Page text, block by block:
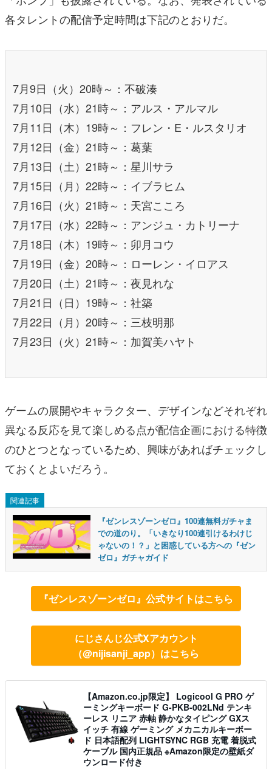
各タレントの配信予定時間は下記のとおりだ。
7月9日（火）20時～：不破湊
7月10日（水）21時～：アルス・アルマル
7月11日（木）19時～：フレン・E・ルスタリオ
7月12日（金）21時～：葛葉
7月13日（土）21時～：星川サラ
7月15日（月）22時～：イブラヒム
7月16日（火）21時～：天宮こころ
7月17日（水）22時～：アンジュ・カトリーナ
7月18日（木）19時～：卯月コウ
7月19日（金）20時～：ローレン・イロアス
7月20日（土）21時～：夜見れな
7月21日（日）19時～：社築
7月22日（月）20時～：三枝明那
7月23日（火）21時～：加賀美ハヤト
ゲームの展開やキャラクター、デザインなどそれぞれ
異なる反応を見て楽しめる点が配信企画における特徴
のひとつとなっているため、興味があればチェックし
ておくとよいだろう。
関連記事
『ゼンレスゾーンゼロ』100連無料ガチャま
での道のり。「いきなり100連引けるわけじ
ゃないの！？」と困惑している方への『ゼン
ゼロ』ガチャガイド
『ゼンレスゾーンゼロ』公式サイトはこちら
にじさんじ公式Xアカウント
（@nijisanji_app）はこちら
【Amazon.co.jp限定】 Logicool G PRO ゲ
ーミングキーボード G-PKB-002LNd テンキ
ーレス リニア 赤軸 静かなタイピング GXス
イッチ 有線 ゲーミング メカニカルキーボー
ド 日本語配列 LIGHTSYNC RGB 充電 着脱式
ケーブル 国内正規品 ※Amazon限定の壁紙ダ
ウンロード付き